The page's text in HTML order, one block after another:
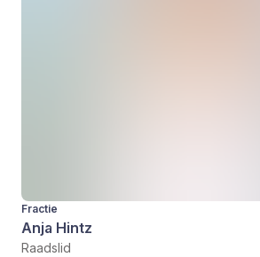
Fractie
Anja Hintz
Raadslid